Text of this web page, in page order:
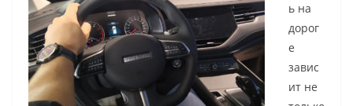
ь на
дорог
е
завис
ит не